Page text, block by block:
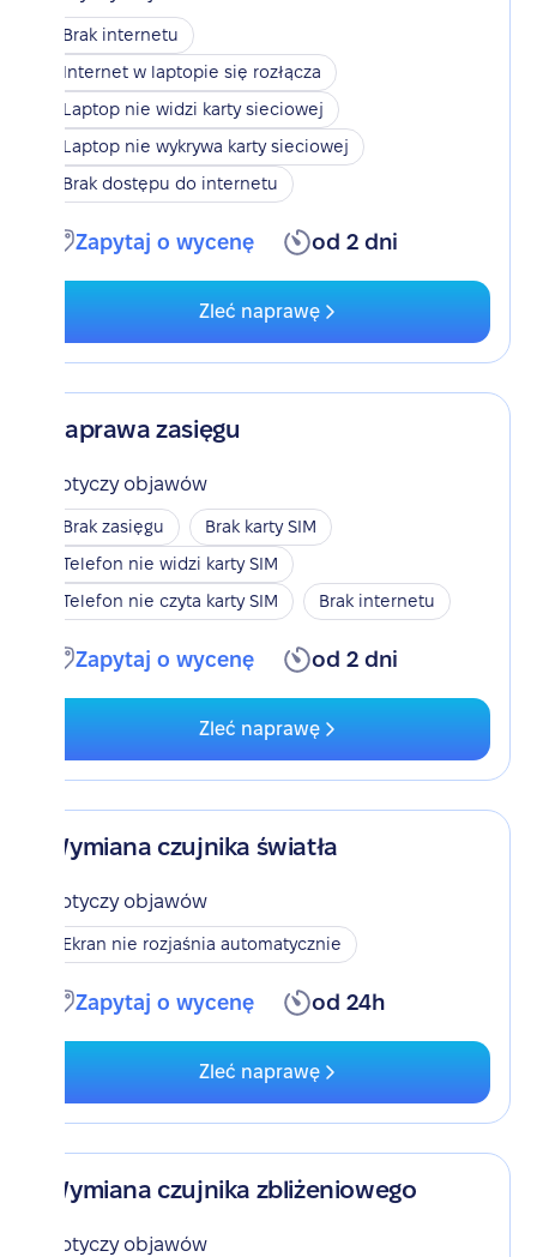
Brak internetu
Internet w laptopie się rozłącza
Laptop nie widzi karty sieciowej
Laptop nie wykrywa karty sieciowej
Brak dostępu do internetu
Zapytaj o wycenę od 2 dni
Zleć naprawę
Naprawa zasięgu
Dotyczy objawów
Brak zasięgu
Brak karty SIM
Telefon nie widzi karty SIM
Telefon nie czyta karty SIM
Brak internetu
Zapytaj o wycenę od 2 dni
Zleć naprawę
Wymiana czujnika światła
Dotyczy objawów
Ekran nie rozjaśnia automatycznie
Zapytaj o wycenę od 24h
Zleć naprawę
Wymiana czujnika zbliżeniowego
Dotyczy objawów